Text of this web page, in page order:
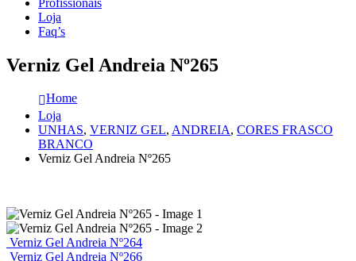
Loja
Faq’s
Verniz Gel Andreia Nº265
Home
Loja
UNHAS, VERNIZ GEL, ANDREIA, CORES FRASCO
BRANCO
Verniz Gel Andreia Nº265
Verniz Gel Andreia Nº264
Verniz Gel Andreia Nº266